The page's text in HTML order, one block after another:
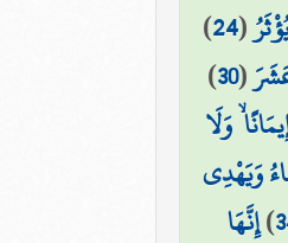
(
24
)
(
30
)
وَلَا
وَيَهْدِي
)إِنَّهَا